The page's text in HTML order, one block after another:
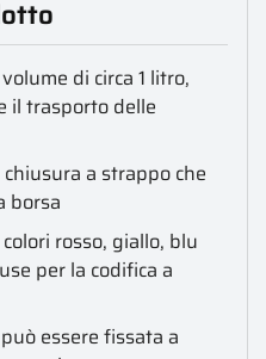
di circa 1 litro,
il trasporto delle
a strappo che
borsa
rosso, giallo, blu
per la codifica a
essere fissata a